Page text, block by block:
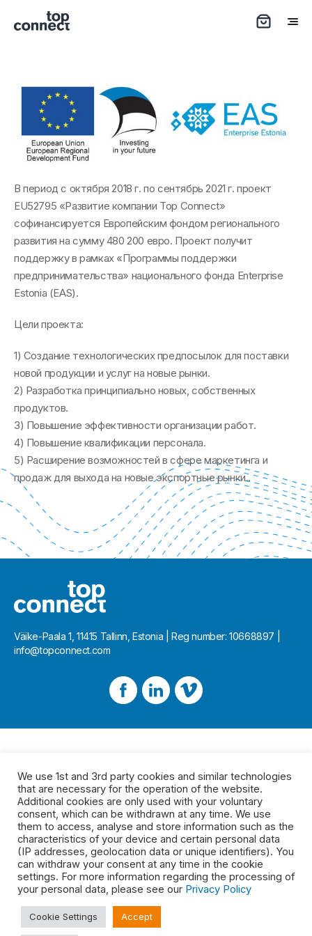
В период с октября 2018 г. по сентябрь 2021 г. проект
EU52795 «Развитие компании Top Connect»
софинансируется Европейским фондом регионального
развития на сумму 480 200 евро. Проект получит
поддержку в рамках «Программы поддержки
предпринимательства» национального фонда Enterprise
Estonia (EAS).
Цели проекта:
1) Создание технологических предпосылок для поставки
новой продукции и услуг на новые рынки.
2) Разработка принципиально новых, собственных
продуктов.
3) Повышение эффективности организации работ.
4) Повышение квалификации персонала.
5) Расширение возможностей в сфере маркетинга и
продаж для выхода на новые экспортные рынки..
Väike-Paala 1, 11415 Tallinn, Estonia | Reg number: 10668897 |
info@topconnect.com
We use 1st and 3rd party cookies and similar technologies
that are necessary for the operation of the website.
Additional cookies are only used with your voluntary
consent, which can be withdrawn at any time. We use
them to access, analyse and store information such as the
characteristics of your device and certain personal data
(IP addresses, geolocation data or unique identifiers). You
can withdraw your consent at any time in the cookie
settings. For more information regarding the processing of
your personal data, please see our Privacy Policy
Cookie Settings Accept